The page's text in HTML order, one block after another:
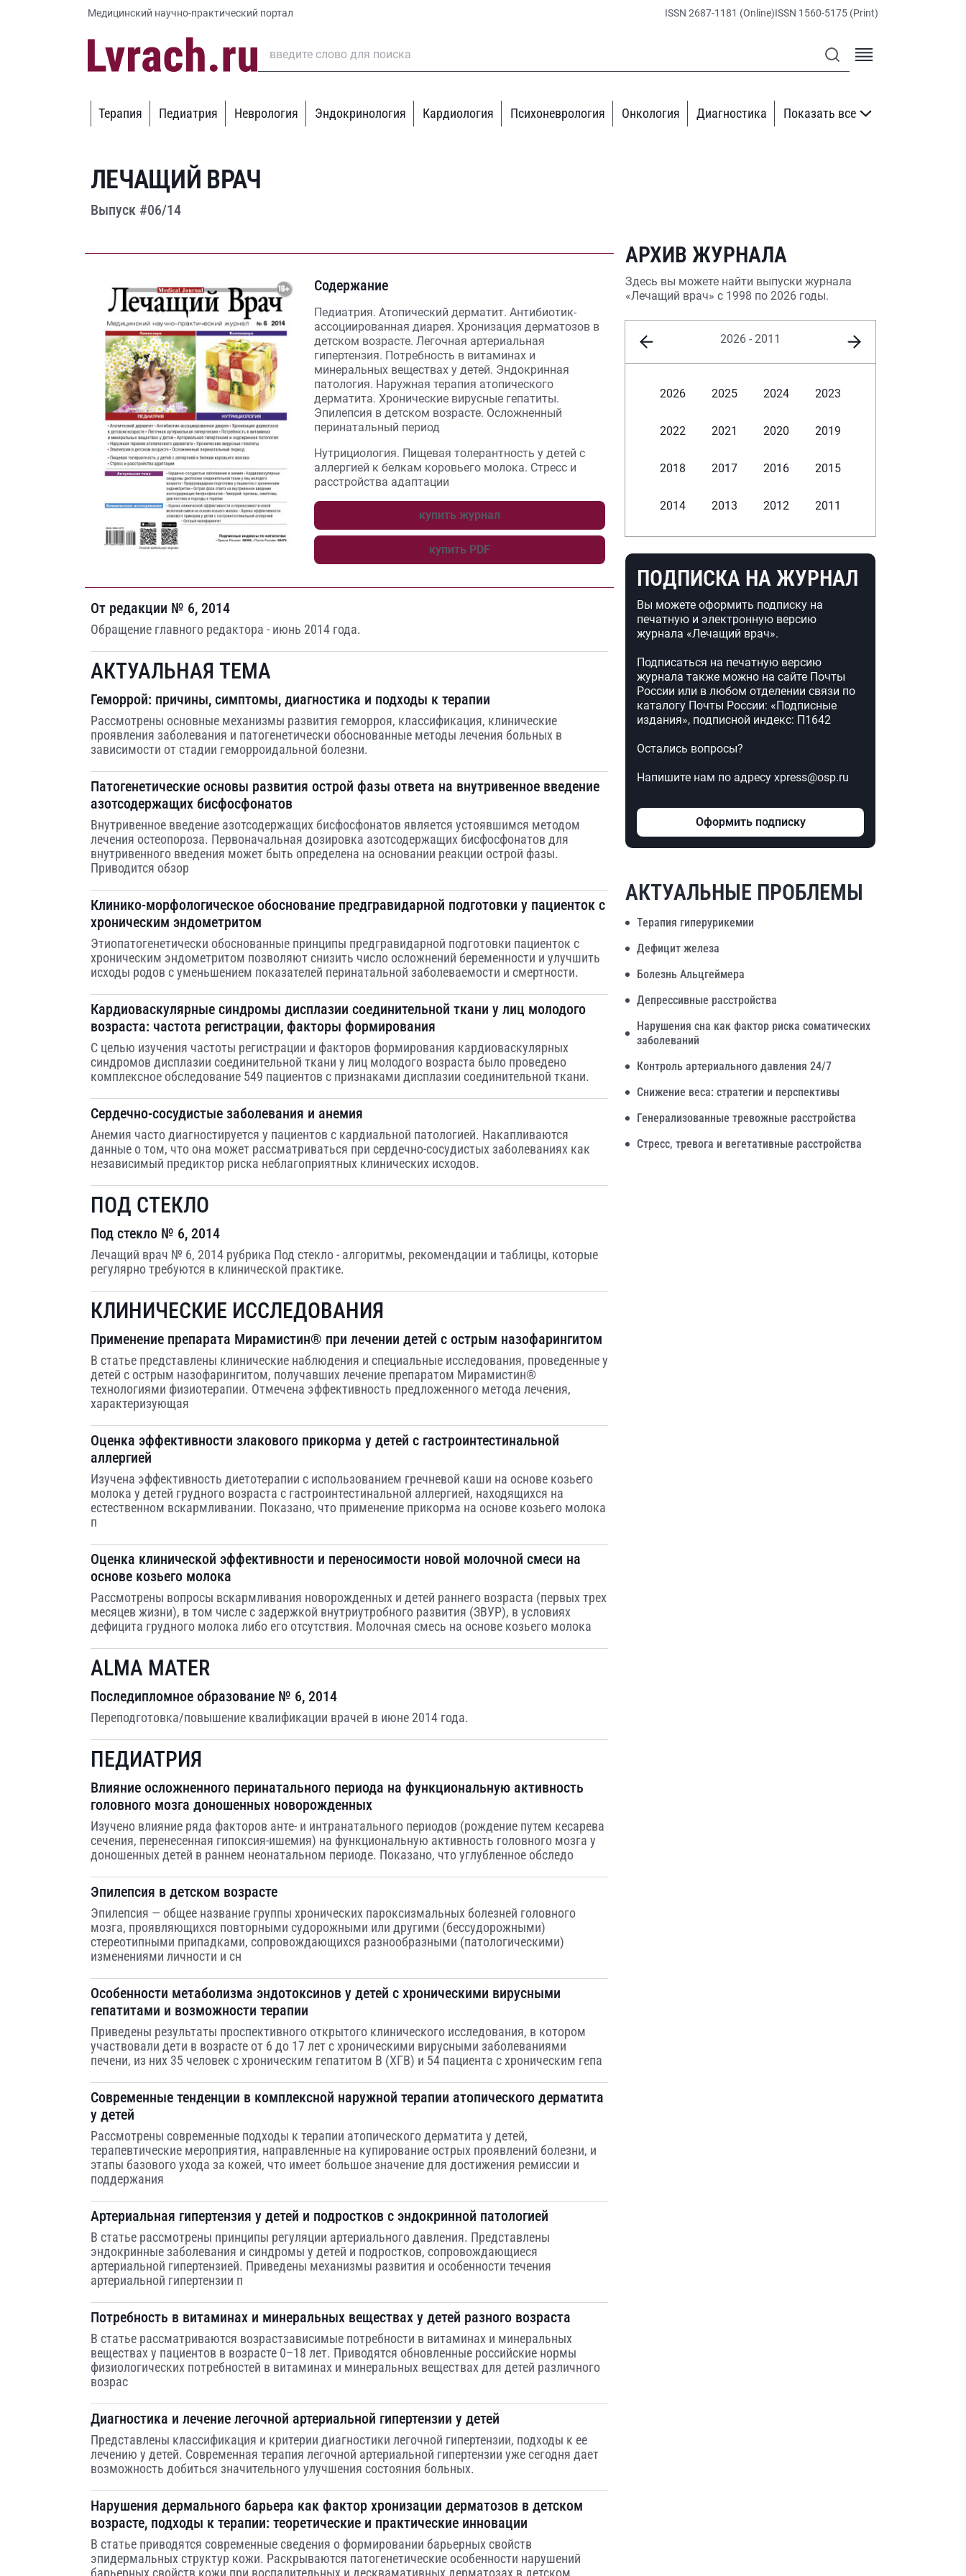
Медицинский научно-практический портал ISSN 2687-1181 (Online)ISSN 1560-5175 (Print)
Терапия Педиатрия Неврология Эндокринология Кардиология Психоневрология Онкология Диагностика Показать все
ЛЕЧАЩИЙ ВРАЧ
Выпуск #06/14
Содержание
Педиатрия. Атопический дерматит. Антибиотик-
ассоциированная диарея. Хронизация дерматозов в
детском возрасте. Легочная артериальная
гипертензия. Потребность в витаминах и
минеральных веществах у детей. Эндокринная
патология. Наружная терапия атопического
дерматита. Хронические вирусные гепатиты.
Эпилепсия в детском возрасте. Осложненный
перинатальный период
Нутрициология. Пищевая толерантность у детей с
аллергией к белкам коровьего молока. Стресс и
расстройства адаптации
купить журнал
купить PDF
От редакции № 6, 2014
Обращение главного редактора - июнь 2014 года.
АКТУАЛЬНАЯ ТЕМА
Геморрой: причины, симптомы, диагностика и подходы к терапии
Рассмотрены основные механизмы развития геморроя, классификация, клинические
проявления заболевания и патогенетически обоснованные методы лечения больных в
зависимости от стадии геморроидальной болезни.
Патогенетические основы развития острой фазы ответа на внутривенное введение
азотсодержащих бисфосфонатов
Внутривенное введение азотсодержащих бисфосфонатов является устоявшимся методом
лечения остеопороза. Первоначальная дозировка азотсодержащих бисфосфонатов для
внутривенного введения может быть определена на основании реакции острой фазы.
Приводится обзор
Клинико-морфологическое обоснование предгравидарной подготовки у пациенток с
хроническим эндометритом
Этиопатогенетически обоснованные принципы предгравидарной подготовки пациенток с
хроническим эндометритом позволяют снизить число осложнений беременности и улучшить
исходы родов с уменьшением показателей перинатальной заболеваемости и смертности.
Кардиоваскулярные синдромы дисплазии соединительной ткани у лиц молодого
возраста: частота регистрации, факторы формирования
С целью изучения частоты регистрации и факторов формирования кардиоваскулярных
синдромов дисплазии соединительной ткани у лиц молодого возраста было проведено
комплексное обследование 549 пациентов с признаками дисплазии соединительной ткани.
Сердечно-сосудистые заболевания и анемия
Анемия часто диагностируется у пациентов с кардиальной патологией. Накапливаются
данные о том, что она может рассматриваться при сердечно-сосудистых заболеваниях как
независимый предиктор риска неблагоприятных клинических исходов.
ПОД СТЕКЛО
Под стекло № 6, 2014
Лечащий врач № 6, 2014 рубрика Под стекло - алгоритмы, рекомендации и таблицы, которые
регулярно требуются в клинической практике.
КЛИНИЧЕСКИЕ ИССЛЕДОВАНИЯ
Применение препарата Мирамистин® при лечении детей с острым назофарингитом
В статье представлены клинические наблюдения и специальные исследования, проведенные у
детей с острым назофарингитом, получавших лечение препаратом Мирамистин®
технологиями физиотерапии. Отмечена эффективность предложенного метода лечения,
характеризующая
Оценка эффективности злакового прикорма у детей с гастроинтестинальной
аллергией
Изучена эффективность диетотерапии с использованием гречневой каши на основе козьего
молока у детей грудного возраста с гастроинтестинальной аллергией, находящихся на
естественном вскармливании. Показано, что применение прикорма на основе козьего молока
п
Оценка клинической эффективности и переносимости новой молочной смеси на
основе козьего молока
Рассмотрены вопросы вскармливания новорожденных и детей раннего возраста (первых трех
месяцев жизни), в том числе с задержкой внутриутробного развития (ЗВУР), в условиях
дефицита грудного молока либо его отсутствия. Молочная смесь на основе козьего молока
ALMA MATER
Последипломное образование № 6, 2014
Переподготовка/повышение квалификации врачей в июне 2014 года.
ПЕДИАТРИЯ
Влияние осложненного перинатального периода на функциональную активность
головного мозга доношенных новорожденных
Изучено влияние ряда факторов анте- и интранатального периодов (рождение путем кесарева
сечения, перенесенная гипоксия-ишемия) на функциональную активность головного мозга у
доношенных детей в раннем неонатальном периоде. Показано, что углубленное обследо
Эпилепсия в детском возрасте
Эпилепсия — общее название группы хронических пароксизмальных болезней головного
мозга, проявляющихся повторными судорожными или другими (бессудорожными)
стереотипными припадками, сопровождающихся разнообразными (патологическими)
изменениями личности и сн
Особенности метаболизма эндотоксинов у детей с хроническими вирусными
гепатитами и возможности терапии
Приведены результаты проспективного открытого клинического исследования, в котором
участвовали дети в возрасте от 6 до 17 лет с хроническими вирусными заболеваниями
печени, из них 35 человек с хроническим гепатитом В (ХГВ) и 54 пациента с хроническим гепа
Современные тенденции в комплексной наружной терапии атопического дерматита
у детей
Рассмотрены современные подходы к терапии атопического дерматита у детей,
терапевтические мероприятия, направленные на купирование острых проявлений болезни, и
этапы базового ухода за кожей, что имеет большое значение для достижения ремиссии и
поддержания
Артериальная гипертензия у детей и подростков с эндокринной патологией
В статье рассмотрены принципы регуляции артериального давления. Представлены
эндокринные заболевания и синдромы у детей и подростков, сопровождающиеся
артериальной гипертензией. Приведены механизмы развития и особенности течения
артериальной гипертензии п
Потребность в витаминах и минеральных веществах у детей разного возраста
В статье рассматриваются возрастзависимые потребности в витаминах и минеральных
веществах у пациентов в возрасте 0–18 лет. Приводятся обновленные российские нормы
физиологических потребностей в витаминах и минеральных веществах для детей различного
возрас
Диагностика и лечение легочной артериальной гипертензии у детей
Представлены классификация и критерии диагностики легочной гипертензии, подходы к ее
лечению у детей. Современная терапия легочной артериальной гипертензии уже сегодня дает
возможность добиться значительного улучшения состояния больных.
Нарушения дермального барьера как фактор хронизации дерматозов в детском
возрасте, подходы к терапии: теоретические и практические инновации
В статье приводятся современные сведения о формировании барьерных свойств
эпидермальных структур кожи. Раскрываются патогенетические особенности нарушений
барьерных свойств кожи при воспалительных и десквамативных дерматозах в детском
АРХИВ ЖУРНАЛА
Здесь вы можете найти выпуски журнала
«Лечащий врач» с 1998 по 2026 годы.
2026 - 2011
2026 2025 2024 2023
2022 2021 2020 2019
2018 2017 2016 2015
2014 2013 2012 2011
ПОДПИСКА НА ЖУРНАЛ
Вы можете оформить подписку на
печатную и электронную версию
журнала «Лечащий врач».
Подписаться на печатную версию
журнала также можно на сайте Почты
России или в любом отделении связи по
каталогу Почты России: «Подписные
издания», подписной индекс: П1642
Остались вопросы?
Напишите нам по адресу xpress@osp.ru
Оформить подписку
АКТУАЛЬНЫЕ ПРОБЛЕМЫ
Терапия гиперурикемии
Дефицит железа
Болезнь Альцгеймера
Депрессивные расстройства
Нарушения сна как фактор риска соматических
заболеваний
Контроль артериального давления 24/7
Снижение веса: стратегии и перспективы
Генерализованные тревожные расстройства
Стресс, тревога и вегетативные расстройства